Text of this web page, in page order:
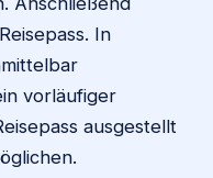
In
vorläufiger
ausgestellt